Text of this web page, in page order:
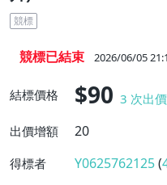
競標
競標已結束 2026/06/05
結標價格 $90 3 次出價
出價增額
20
得標者 Y0625762125(